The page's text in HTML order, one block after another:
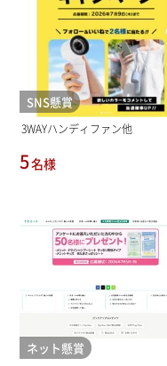
SNS懸賞
3WAYハンディファン他
5名様
ネット懸賞